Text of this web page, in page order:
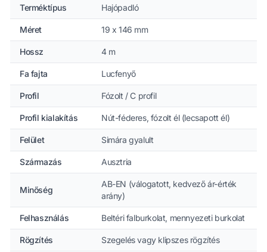
Terméktípus Hajópadló
Méret 19 x 146 mm
Hossz 4 m
Fa fajta Lucfenyő
Profil Fózolt / C profil
Profil kialakítás Nút-féderes, fózolt él (lecsapott él)
Felület Simára gyalult
Származás Ausztria
Minőség
AB-EN (válogatott, kedvező ár-érték
arány)
Felhasználás Beltéri falburkolat, mennyezeti burkolat
Rögzítés Szegelés vagy klipszes rögzítés